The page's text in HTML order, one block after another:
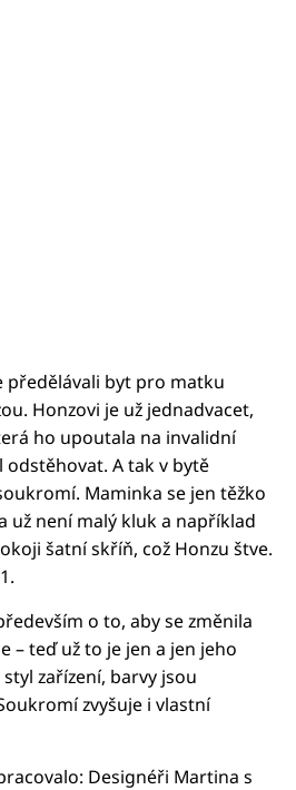
předělávali byt pro matku
Honzovi je už jednadvacet,
ho upoutala na invalidní
odstěhovat. A tak v bytě
Maminka se jen těžko
už není malý kluk a například
šatní skříň, což Honzu štve.
o to, aby se změnila
– teď už to je jen a jen jeho
zařízení, barvy jsou
zvyšuje i vlastní
Designéři Martina s